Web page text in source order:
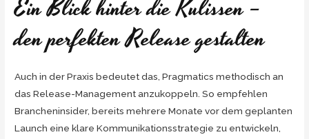
Ein Blick hinter die Kulissen –
den perfekten Release gestalten
Auch in der Praxis bedeutet das, Pragmatics methodisch an
das Release-Management anzukoppeln. So empfehlen
Brancheninsider, bereits mehrere Monate vor dem geplanten
Launch eine klare Kommunikationsstrategie zu entwickeln,